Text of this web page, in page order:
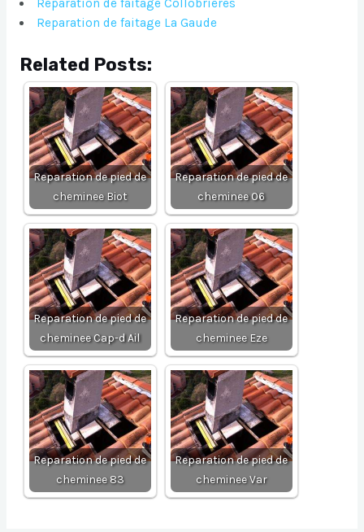
Reparation de faitage Collobrieres
Reparation de faitage La Gaude
Related Posts:
Reparation de pied de
cheminee Biot
Reparation de pied de
cheminee 06
Reparation de pied de
cheminee Cap-d Ail
Reparation de pied de
cheminee Eze
Reparation de pied de
cheminee 83
Reparation de pied de
cheminee Var